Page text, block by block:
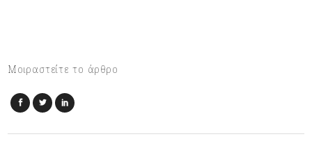
Μοιραστείτε το άρθρο